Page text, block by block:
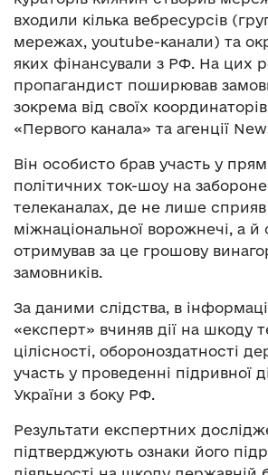
входили кілька вебресурсів
мережах, youtube-канали) та
яких фінансували з РФ. На цих
пропагандист поширював
зокрема від своїх
«Первого канала» та агенції
Він особисто брав участь у
політичних ток-шоу на
телеканалах, де не лише
міжнаціональної ворожнечі, а
отримував за це грошову
замовників.
За даними слідства, в
«експерт» вчиняв дії на шкоду
цілісності, обороноздатності
участь у проведенні підривної
України з боку РФ.
Результати експертних
підтверджують ознаки його